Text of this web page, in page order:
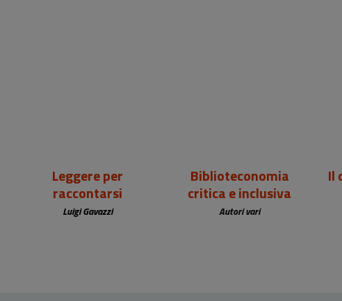
Leggere per
raccontarsi
Luigi Gavazzi
Biblioteconomia
critica e inclusiva
Autori vari
Il